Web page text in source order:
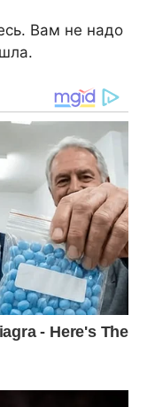
Вам не надо